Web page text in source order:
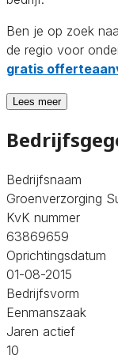
Ben je op zoek
de regio voor
gratis
Lees meer
Bedrijfsnaam
Groenverzorging
KvK nummer
63869659
Oprichtingsdatum
01-08-2015
Bedrijfsvorm
Eenmanszaak
Jaren actief
10